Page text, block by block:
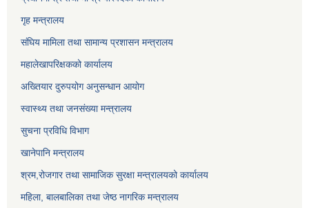
गृह मन्त्रालय
संघिय मामिला तथा सामान्य प्रशासन मन्त्रालय
महालेखापरिक्षकको कार्यालय
अख्तियार दुरुपयोग अनुसन्धान आयोग
स्वास्थ्य तथा जनसंख्या मन्त्रालय
सुचना प्रविधि विभाग
खानेपानि मन्त्रालय
श्रम,रोजगार तथा सामाजिक सुरक्षा मन्त्रालयको कार्यालय
महिला, बालबालिका तथा जेष्ठ नागरिक मन्त्रालय